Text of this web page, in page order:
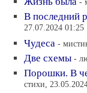
В последний
27.07.2024 01:25
Чудеса -
Две схемы -
Порошки. В
стихи,